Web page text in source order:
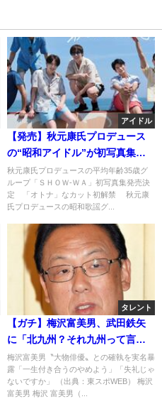
アイドル
【発売】秋元康氏プロデュース
の“昭和アイドル”が初写真集発
売決定 「オトナ」なカット初
解禁
秋元康氏プロデュースの平均年齢35歳グ
ループ「ＳＨＯＷ-ＷＡ」初写真集発売決
定 「オトナ」なカット初解禁 秋元康
氏プロデュースの昭和歌謡グ...
タレント
【ガチ】梅沢富美男、武田鉄矢
に「北九州？それ九州って言わ
ないから」と言われて“絶縁”決
意
梅沢富美男〝大物俳優〟との確執を実名暴
露「一生付き合うのやめよう」「失礼じゃ
ないですか」 （出典：東スポWEB） 梅沢
富美男 梅沢 富美男（...